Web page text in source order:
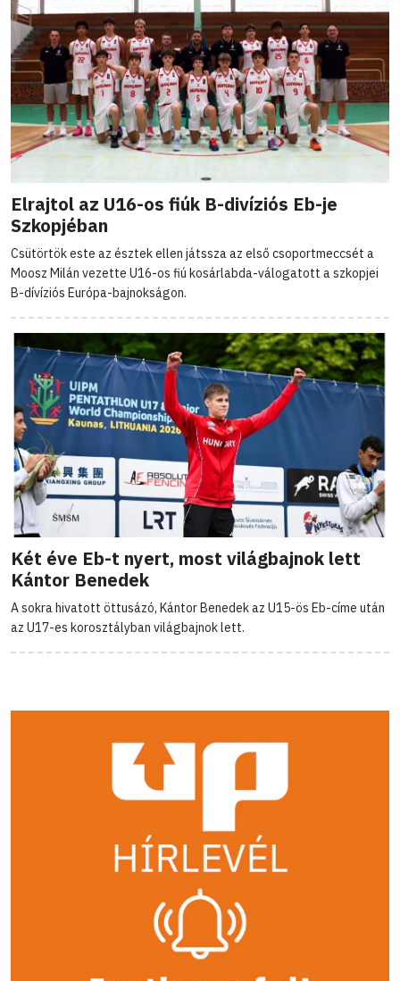
Elrajtol az U16-os fiúk B-divíziós Eb-je
Szkopjéban
Csütörtök este az észtek ellen játssza az első csoportmeccsét a
Moosz Milán vezette U16-os fiú kosárlabda-válogatott a szkopjei
B-dívíziós Európa-bajnokságon.
Két éve Eb-t nyert, most világbajnok lett
Kántor Benedek
A sokra hivatott öttusázó, Kántor Benedek az U15-ös Eb-címe után
az U17-es korosztályban világbajnok lett.